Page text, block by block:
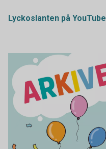
Lyckoslanten på YouTube